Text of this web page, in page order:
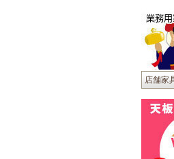
店舗家